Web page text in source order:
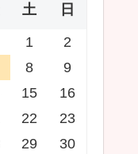
土 日
1
2
8
9
15
16
22
23
29
30